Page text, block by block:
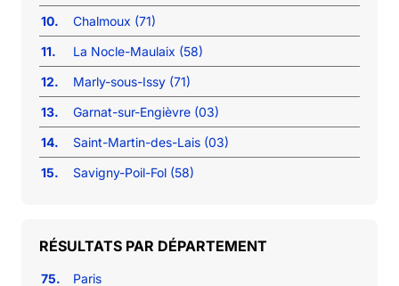
10.
Chalmoux (71)
11.
La Nocle-Maulaix (58)
12.
Marly-sous-Issy (71)
13.
Garnat-sur-Engièvre (03)
14.
Saint-Martin-des-Lais (03)
15.
Savigny-Poil-Fol (58)
RÉSULTATS PAR DÉPARTEMENT
75.
Paris